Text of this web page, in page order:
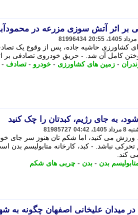
بر اثر آتش سوزی مزرعه در
81996434
کشاورزی حاشیه جاده، پس از وقوع یک
کامل آن شد. - حریق خودروی تصادفی بر
- زمین های کشاورزی - خودرو - تصادف -
به جای رژیم، کبدتان را چک کنید
81985727
ورزش می کنید، اما شکم تان هنوز سر جای
نباشد. - کبد، کارخانه متابولیسم بدن
کند.
بدن - بدن - چربی های شکم
میدان علیخانی اصفهان چگونه به